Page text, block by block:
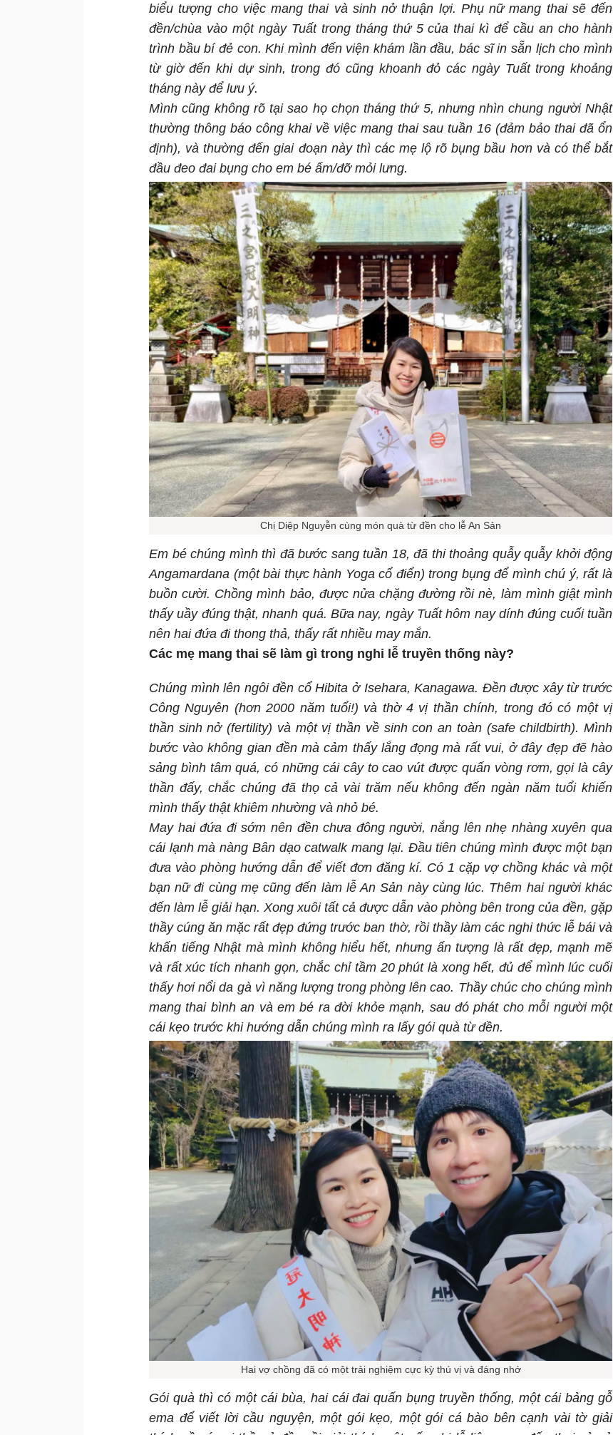
biểu tượng cho việc mang thai và sinh nở thuận lợi. Phụ nữ mang thai sẽ đến
đền/chùa vào một ngày Tuất trong tháng thứ 5 của thai kì để cầu an cho hành
trình bầu bí đẻ con. Khi mình đến viện khám lần đầu, bác sĩ in sẵn lịch cho mình
từ giờ đến khi dự sinh, trong đó cũng khoanh đỏ các ngày Tuất trong khoảng
tháng này để lưu ý.
Mình cũng không rõ tại sao họ chọn tháng thứ 5, nhưng nhìn chung người Nhật
thường thông báo công khai về việc mang thai sau tuần 16 (đảm bảo thai đã ổn
định), và thường đến giai đoạn này thì các mẹ lộ rõ bụng bầu hơn và có thể bắt
đầu đeo đai bụng cho em bé ấm/đỡ mỏi lưng.
Chị Diệp Nguyễn cùng món quà từ đền cho lễ An Sản
Em bé chúng mình thì đã bước sang tuần 18, đã thi thoảng quẫy quẫy khởi động
Angamardana (một bài thực hành Yoga cổ điển) trong bụng để mình chú ý, rất là
buồn cười. Chồng mình bảo, được nửa chặng đường rồi nè, làm mình giật mình
thấy uầy đúng thật, nhanh quá. Bữa nay, ngày Tuất hôm nay dính đúng cuối tuần
nên hai đứa đi thong thả, thấy rất nhiều may mắn.
Các mẹ mang thai sẽ làm gì trong nghi lễ truyền thống này?
Chúng mình lên ngôi đền cổ Hibita ở Isehara, Kanagawa. Đền được xây từ trước
Công Nguyên (hơn 2000 năm tuổi!) và thờ 4 vị thần chính, trong đó có một vị
thần sinh nở (fertility) và một vị thần về sinh con an toàn (safe childbirth). Mình
bước vào không gian đền mà cảm thấy lắng đọng mà rất vui, ở đây đẹp đẽ hào
sảng bình tâm quá, có những cái cây to cao vút được quấn vòng rơm, gọi là cây
thần đấy, chắc chúng đã thọ cả vài trăm nếu không đến ngàn năm tuổi khiến
mình thấy thật khiêm nhường và nhỏ bé.
May hai đứa đi sớm nên đền chưa đông người, nắng lên nhẹ nhàng xuyên qua
cái lạnh mà nàng Bân dạo catwalk mang lại. Đầu tiên chúng mình được một bạn
đưa vào phòng hướng dẫn để viết đơn đăng kí. Có 1 cặp vợ chồng khác và một
bạn nữ đi cùng mẹ cũng đến làm lễ An Sản này cùng lúc. Thêm hai người khác
đến làm lễ giải hạn. Xong xuôi tất cả được dẫn vào phòng bên trong của đền, gặp
thầy cúng ăn mặc rất đẹp đứng trước ban thờ, rồi thầy làm các nghi thức lễ bái và
khấn tiếng Nhật mà mình không hiểu hết, nhưng ấn tượng là rất đẹp, mạnh mẽ
và rất xúc tích nhanh gọn, chắc chỉ tầm 20 phút là xong hết, đủ để mình lúc cuối
thấy hơi nổi da gà vì năng lượng trong phòng lên cao. Thầy chúc cho chúng mình
mang thai bình an và em bé ra đời khỏe mạnh, sau đó phát cho mỗi người một
cái kẹo trước khi hướng dẫn chúng mình ra lấy gói quà từ đền.
Hai vợ chồng đã có một trải nghiệm cực kỳ thú vị và đáng nhớ
Gói quà thì có một cái bùa, hai cái đai quấn bụng truyền thống, một cái bảng gỗ
ema để viết lời cầu nguyện, một gói kẹo, một gói cá bào bên cạnh vài tờ giải